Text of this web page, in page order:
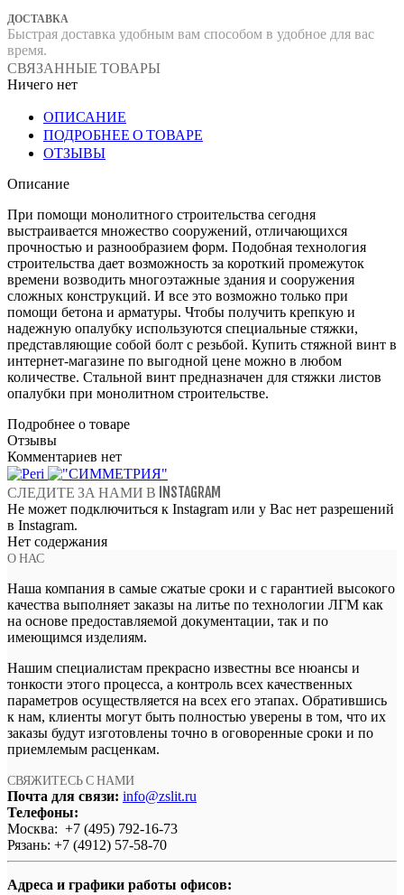
ДОСТАВКА
Быстрая доставка удобным вам способом в удобное для вас
время.
СВЯЗАННЫЕ ТОВАРЫ
Ничего нет
ОПИСАНИЕ
ПОДРОБНЕЕ О ТОВАРЕ
ОТЗЫВЫ
Описание
При помощи монолитного строительства сегодня
выстраивается множество сооружений, отличающихся
прочностью и разнообразием форм. Подобная технология
строительства дает возможность за короткий промежуток
времени возводить многоэтажные здания и сооружения
сложных конструкций. И все это возможно только при
помощи бетона и арматуры. Чтобы получить крепкую и
надежную опалубку используются специальные стяжки,
представляющие собой болт с резьбой. Купить стяжной винт в
интернет-магазине по выгодной цене можно в любом
количестве. Стальной винт предназначен для стяжки листов
опалубки при монолитном строительстве.
Подробнее о товаре
Отзывы
Комментариев нет
СЛЕДИТЕ ЗА НАМИ В INSTAGRAM
Не может подключиться к Instagram или у Вас нет разрешений
в Instagram.
Нет содержания
О НАС
Наша компания в самые сжатые сроки и с гарантией высокого
качества выполняет заказы на литье по технологии ЛГМ как
на основе предоставляемой документации, так и по
имеющимся изделиям.
Нашим специалистам прекрасно известны все нюансы и
тонкости этого процесса, а контроль всех качественных
параметров осуществляется на всех его этапах. Обратившись
к нам, клиенты могут быть полностью уверены в том, что их
заказы будут изготовлены точно в оговоренные сроки и по
приемлемым расценкам.
СВЯЖИТЕСЬ С НАМИ
Почта для связи: info@zslit.ru
Телефоны:
Москва: +7 (495) 792-16-73
Рязань: +7 (4912) 57-58-70
Адреса и графики работы офисов: